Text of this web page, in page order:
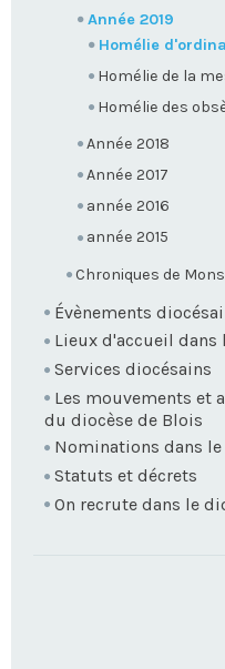
Année 2019
Homélie
Homélie de la
Homélie des
Année 2018
Année 2017
année 2016
année 2015
Chroniques de
Évènements
Lieux d'accueil dans
Services diocésains
Les mouvements et
du diocèse de Blois
Nominations dans
Statuts et décrets
On recrute dans le